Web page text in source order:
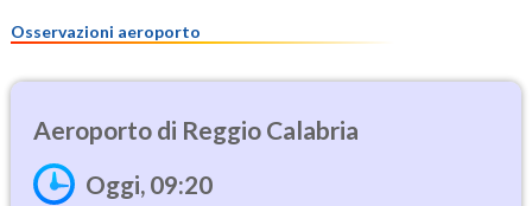
Osservazioni aeroporto
Reggio Calabria
Oggi, 09:20